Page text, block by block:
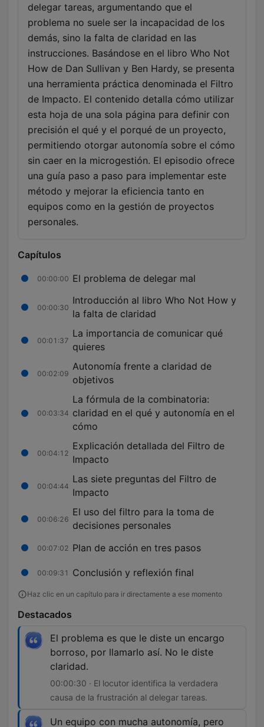
delegar tareas, argumentando que el
problema no suele ser la incapacidad de los
demás, sino la falta de claridad en las
instrucciones. Basándose en el libro Who Not
How de Dan Sullivan y Ben Hardy, se presenta
una herramienta práctica denominada el Filtro
de Impacto. El contenido detalla cómo utilizar
esta hoja de una sola página para definir con
precisión el qué y el porqué de un proyecto,
permitiendo otorgar autonomía sobre el cómo
sin caer en la microgestión. El episodio ofrece
una guía paso a paso para implementar este
método y mejorar la eficiencia tanto en
equipos como en la gestión de proyectos
personales.
Capítulos
00:00:00 El problema de delegar mal
00:00:30
Introducción al libro Who Not How y
la falta de claridad
00:01:37
La importancia de comunicar qué
quieres
00:02:09
Autonomía frente a claridad de
objetivos
00:03:34
La fórmula de la combinatoria:
claridad en el qué y autonomía en el
cómo
00:04:12
Explicación detallada del Filtro de
Impacto
00:04:44
Las siete preguntas del Filtro de
Impacto
00:06:26
El uso del filtro para la toma de
decisiones personales
00:07:02 Plan de acción en tres pasos
00:09:31 Conclusión y reflexión final
Haz clic en un capítulo para ir directamente a ese momento
Destacados
El problema es que le diste un encargo
borroso, por llamarlo así. No le diste
claridad.
00:00:30 · El locutor identifica la verdadera
causa de la frustración al delegar tareas.
Un equipo con mucha autonomía, pero